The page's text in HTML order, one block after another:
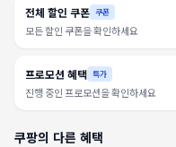
전체 할인 쿠폰 쿠폰
모든 할인 쿠폰을 확인하세요
프로모션 혜택 특가
진행 중인 프로모션을 확인하세요
쿠팡의 다른 혜택